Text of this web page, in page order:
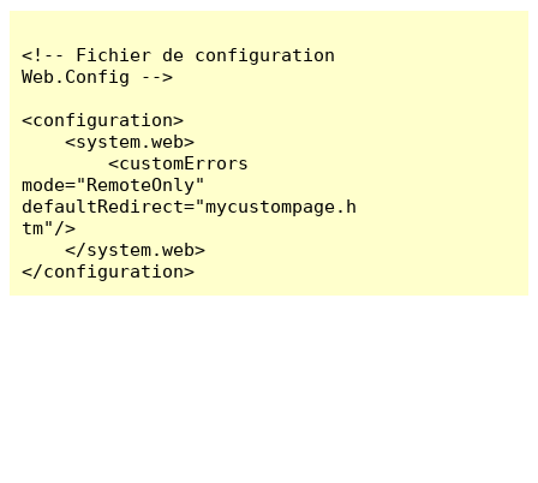
<!-- Fichier de configuration
Web.Config -->
<configuration>
    <system.web>
        <customErrors
mode="RemoteOnly"
defaultRedirect="mycustompage.h
tm"/>
    </system.web>
</configuration>